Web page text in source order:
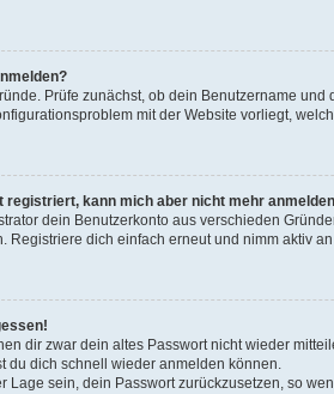
Prüfe zunächst, ob dein Benutzername
mit der Website vorliegt,
registriert, kann mich aber nicht mehr
dein Benutzerkonto aus verschieden
Registriere dich einfach erneut und nimm aktiv
dir zwar dein altes Passwort nicht wieder
du dich schnell wieder anmelden können.
Lage sein, dein Passwort zurückzusetzen, so